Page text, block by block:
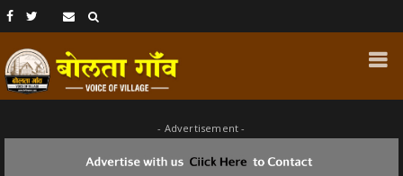
- Advertisement -